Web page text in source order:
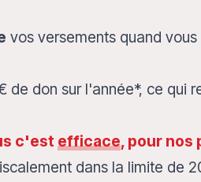
vos versements quand
de don sur l'année*, ce qui
c'est efficace, pour
dans la limite de